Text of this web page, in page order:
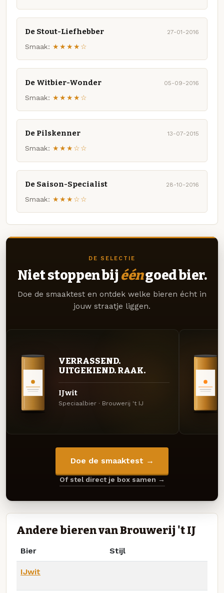
De Stout-Liefhebber 27-01-2016
Smaak: ★★★★☆
De Witbier-Wonder 05-09-2016
Smaak: ★★★★☆
De Pilskenner 13-07-2015
Smaak: ★★★☆☆
De Saison-Specialist 28-10-2016
Smaak: ★★★☆☆
DE SELECTIE
Niet stoppen bij ééngoed bier.
Doe de smaaktest en ontdek welke bieren écht in
jouw straatje liggen.
VERRASSEND.
UITGEKIEND. RAAK.
IJwit
Speciaalbier · Brouwerij 't IJ
Doe de smaaktest →
Of stel direct je box samen →
Andere bieren van Brouwerij 't IJ
Bier Stijl
IJwit